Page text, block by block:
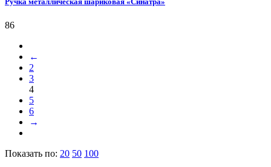
86
←
2
3
4
5
6
→
Показать по: 20 50 100